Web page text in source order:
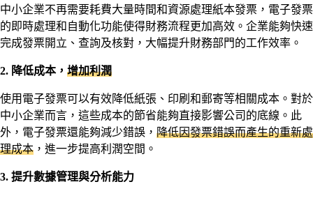
中小企業不再需要耗費大量時間和資源處理紙本發票，電子發票
的即時處理和自動化功能使得財務流程更加高效。企業能夠快速
完成發票開立、查詢及核對，大幅提升財務部門的工作效率。
2. 降低成本， 增加利潤
使用電子發票可以有效降低紙張、印刷和郵寄等相關成本。對於
中小企業而言，這些成本的節省能夠直接影響公司的底線。此
外，電子發票還能夠減少錯誤， 降低因發票錯誤而產生的重新處
理成本 ，進一步提高利潤空間。
3. 提升數據管理與分析能力